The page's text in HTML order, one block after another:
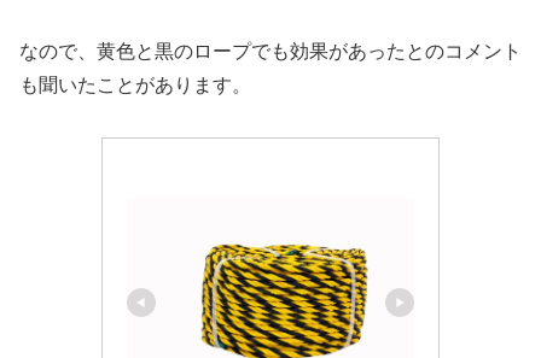
なので、黄色と黒のロープでも効果があったとのコメント
も聞いたことがあります。